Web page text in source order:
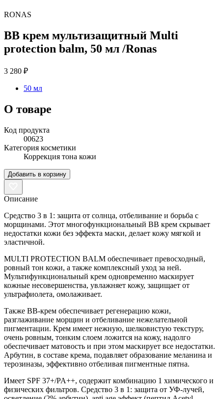
RONAS
BB крем мультизащитный Multi
protection balm, 50 мл /Ronas
3 280 ₽
50 мл
О товаре
Код продукта
00623
Категория косметики
Коррекция тона кожи
Добавить в корзину
Описание
Средство 3 в 1: защита от солнца, отбеливание и борьба с
морщинами. Этот многофункциональный BB крем скрывает
недостатки кожи без эффекта маски, делает кожу мягкой и
эластичной.
MULTI PROTECTION BALM обеспечивает превосходный,
ровный тон кожи, а также комплексный уход за ней.
Мультифункциональный крем одновременно маскирует
кожные несовершенства, увлажняет кожу, защищает от
ультрафиолета, омолаживает.
Также ВВ-крем обеспечивает регенерацию кожи,
разглаживание морщин и отбеливание нежелательной
пигментации. Крем имеет нежную, шелковистую текстуру,
очень ровным, тонким слоем ложится на кожу, надолго
обеспечивает матовость и при этом маскирует все недостатки.
Арбутин, в составе крема, подавляет образование меланина и
терозиназы, эффективно отбеливая пигментные пятна.
Имеет SPF 37+/PA++, содержит комбинацию 1 химического и
физических фильтров. Средство 3 в 1: защита от УФ-лучей,